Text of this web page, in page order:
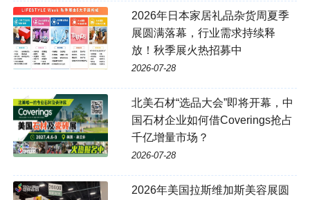
2026年日本家居礼品杂货周夏季
展圆满落幕，行业需求持续释
放！秋季展火热招募中
2026-07-28
北美石材“选品大会”即将开幕，中
国石材企业如何借Coverings抢占
千亿增量市场？
2026-07-28
2026年美国拉斯维加斯美容展圆